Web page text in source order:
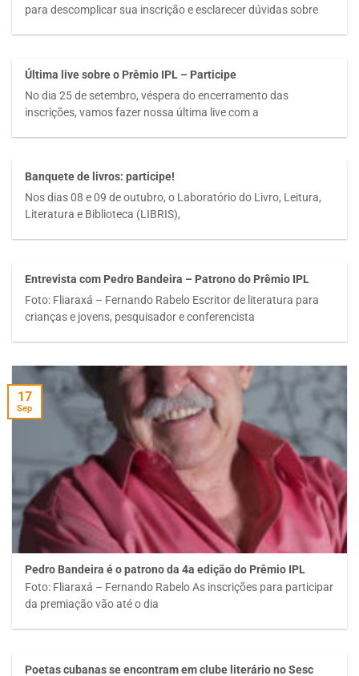
para descomplicar sua inscrição e esclarecer dúvidas sobre
Última live sobre o Prêmio IPL – Participe
No dia 25 de setembro, véspera do encerramento das
inscrições, vamos fazer nossa última live com a
Banquete de livros: participe!
Nos dias 08 e 09 de outubro, o Laboratório do Livro, Leitura,
Literatura e Biblioteca (LIBRIS),
Entrevista com Pedro Bandeira – Patrono do Prêmio IPL
Foto: Fliaraxá – Fernando Rabelo Escritor de literatura para
crianças e jovens, pesquisador e conferencista
Pedro Bandeira é o patrono da 4a edição do Prêmio IPL
Foto: Fliaraxá – Fernando Rabelo As inscrições para participar
da premiação vão até o dia
17
Sep
Poetas cubanas se encontram em clube literário no Sesc